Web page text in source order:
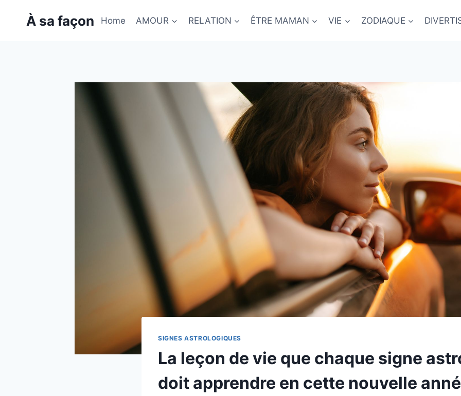
À sa façon Home AMOUR RELATION ÊTRE MAMAN VIE ZODIAQUE
SIGNES ASTROLOGIQUES
La leçon de vie que chaque signe
doit apprendre en cette nouvelle